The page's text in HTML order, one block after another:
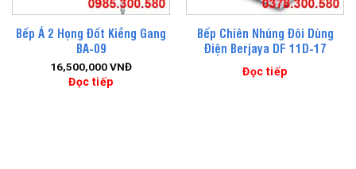
Bếp Á 2 Họng Đốt Kiềng Gang
BA-09
16,500,000VNĐ
Đọc tiếp
Bếp Chiên Nhúng Đôi Dùng
Điện Berjaya DF 11D-17
Đọc tiếp